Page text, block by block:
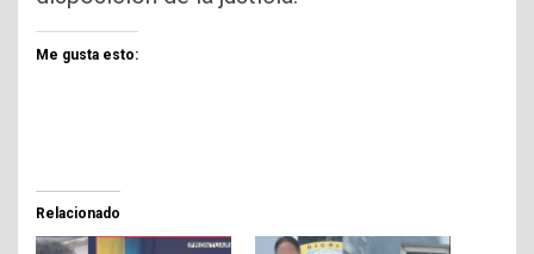
Me gusta esto:
Relacionado